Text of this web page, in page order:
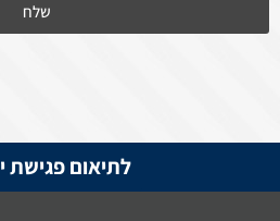
שלח
לתיאום פגישת